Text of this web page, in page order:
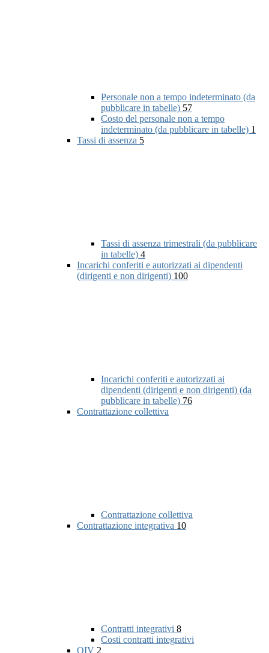
Personale non a tempo indeterminato (da
pubblicare in tabelle) 57
Costo del personale non a tempo
indeterminato (da pubblicare in tabelle) 1
Tassi di assenza 5
Tassi di assenza trimestrali (da pubblicare
in tabelle) 4
Incarichi conferiti e autorizzati ai dipendenti
(dirigenti e non dirigenti) 100
Incarichi conferiti e autorizzati ai
dipendenti (dirigenti e non dirigenti) (da
pubblicare in tabelle) 76
Contrattazione collettiva
Contrattazione collettiva
Contrattazione integrativa 10
Contratti integrativi 8
Costi contratti integrativi
OIV 2